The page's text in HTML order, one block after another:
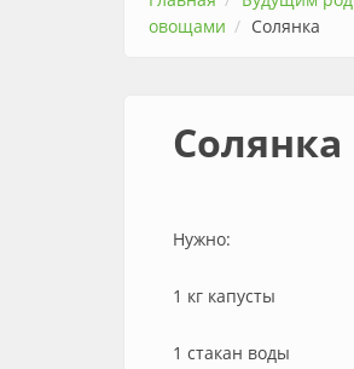
овощами
Солянка
Солянка
Нужно:
1 кг капусты
1 стакан воды